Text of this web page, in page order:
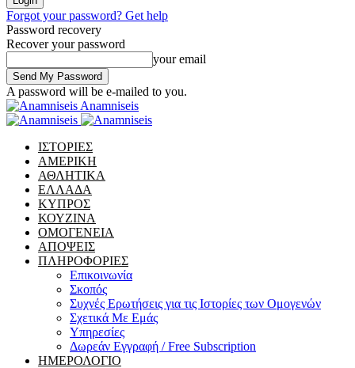
Forgot your password? Get help
Password recovery
Recover your password
your email
A password will be e-mailed to you.
Anamniseis
ΙΣΤΟΡΙΕΣ
ΑΜΕΡΙΚΗ
ΑΘΛΗΤΙΚΑ
ΕΛΛΑΔΑ
ΚΥΠΡΟΣ
ΚΟΥΖΙΝΑ
ΟΜΟΓΕΝΕΙΑ
ΑΠΟΨΕΙΣ
ΠΛΗΡΟΦΟΡΙΕΣ
Επικοινωνία
Σκοπός
Συχνές Ερωτήσεις για τις Ιστορίες των Ομογενών
Σχετικά Με Εμάς
Υπηρεσίες
Δωρεάν Εγγραφή / Free Subscription
ΗΜΕΡΟΛΟΓΙΟ